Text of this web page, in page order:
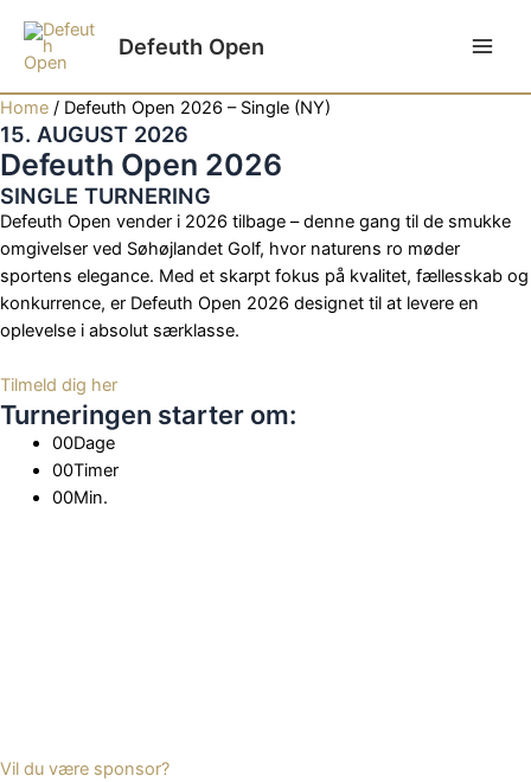
indholdet
Defeuth Open
Home / Defeuth Open 2026 – Single (NY)
15. AUGUST 2026
Defeuth Open 2026
SINGLE TURNERING
Defeuth Open vender i 2026 tilbage – denne gang til de smukke
omgivelser ved Søhøjlandet Golf, hvor naturens ro møder
sportens elegance. Med et skarpt fokus på kvalitet, fællesskab og
konkurrence, er Defeuth Open 2026 designet til at levere en
oplevelse i absolut særklasse.
Tilmeld dig her
Turneringen starter om:
00Dage
00Timer
00Min.
Vil du være sponsor?